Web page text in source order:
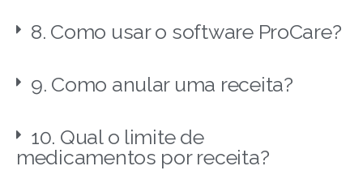
8. Como usar o software ProCare?
9. Como anular uma receita?
10. Qual o limite de
medicamentos por receita?